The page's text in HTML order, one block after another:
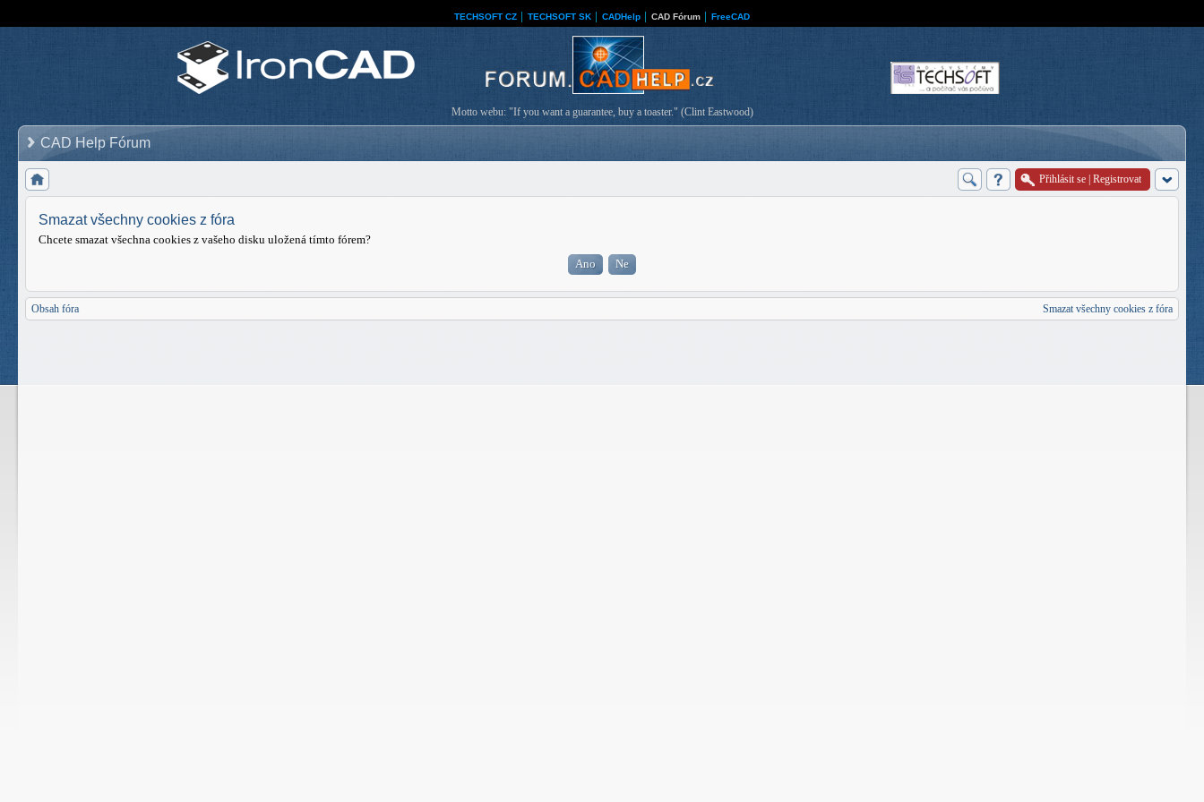
TECHSOFT CZ TECHSOFT SK CADHelp CAD Fórum FreeCAD
Motto webu: "If you want a guarantee, buy a toaster." (Clint Eastwood)
CAD Help Fórum
Přihlásit se Registrovat
Smazat všechny cookies z fóra
Chcete smazat všechna cookies z vašeho disku uložená tímto fórem?
Obsah fóra Smazat všechny cookies z fóra